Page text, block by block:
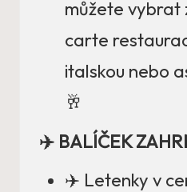
můžete vybrat
carte
italskou nebo
🥂
✈️ BALÍČEK
✈️ Letenky v